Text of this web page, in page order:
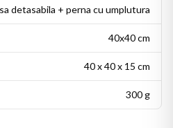
detasabila + perna cu umplutura
40x40 cm
40 x 40 x 15 cm
300 g